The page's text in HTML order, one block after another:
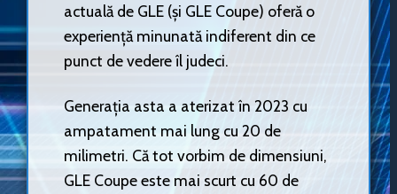
actuală de GLE (și GLE Coupe) oferă o
experiență minunată indiferent din ce
punct de vedere îl judeci.
Generația asta a aterizat în 2023 cu
ampatament mai lung cu 20 de
milimetri. Că tot vorbim de dimensiuni,
GLE Coupe este mai scurt cu 60 de